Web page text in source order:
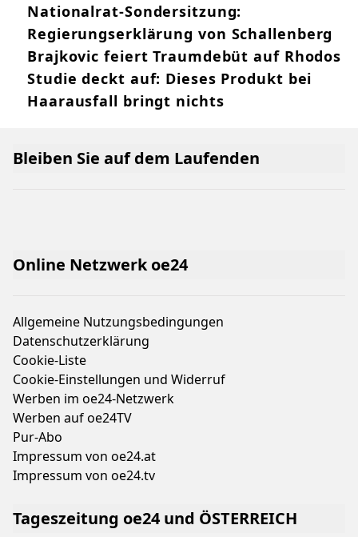
Nationalrat-Sondersitzung:
Regierungserklärung von Schallenberg
Brajkovic feiert Traumdebüt auf Rhodos
Studie deckt auf: Dieses Produkt bei
Haarausfall bringt nichts
Online Netzwerk oe24
Allgemeine Nutzungsbedingungen
Datenschutzerklärung
Cookie-Liste
Cookie-Einstellungen und Widerruf
Werben im oe24-Netzwerk
Werben auf oe24TV
Pur-Abo
Impressum von oe24.at
Impressum von oe24.tv
Tageszeitung oe24 und ÖSTERREICH
Bleiben Sie auf dem Laufenden